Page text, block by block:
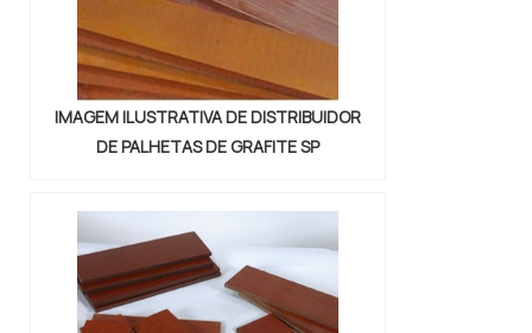
IMAGEM ILUSTRATIVA DE DISTRIBUIDOR
DE PALHETAS DE GRAFITE SP